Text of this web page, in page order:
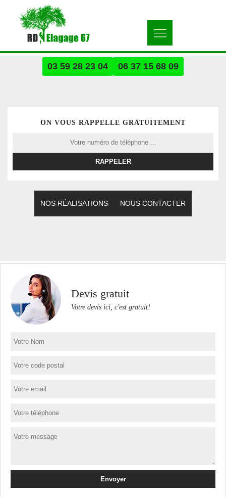
03 59 28 23 04 06 37 15 68 09
ON VOUS RAPPELLE GRATUITEMENT
NOS RÉALISATIONS NOUS CONTACTER
Devis gratuit
Votre devis ici, c'est gratuit!